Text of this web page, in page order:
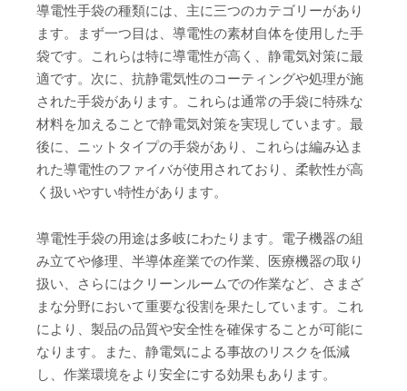
導電性手袋の種類には、主に三つのカテゴリーがあり
ます。まず一つ目は、導電性の素材自体を使用した手
袋です。これらは特に導電性が高く、静電気対策に最
適です。次に、抗静電気性のコーティングや処理が施
された手袋があります。これらは通常の手袋に特殊な
材料を加えることで静電気対策を実現しています。最
後に、ニットタイプの手袋があり、これらは編み込ま
れた導電性のファイバが使用されており、柔軟性が高
く扱いやすい特性があります。
導電性手袋の用途は多岐にわたります。電子機器の組
み立てや修理、半導体産業での作業、医療機器の取り
扱い、さらにはクリーンルームでの作業など、さまざ
まな分野において重要な役割を果たしています。これ
により、製品の品質や安全性を確保することが可能に
なります。また、静電気による事故のリスクを低減
し、作業環境をより安全にする効果もあります。